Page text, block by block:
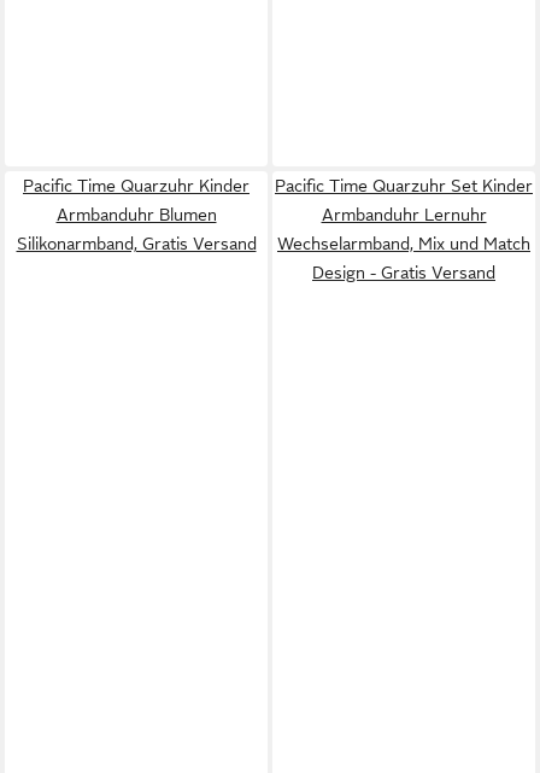
Pacific Time Quarzuhr Kinder
Armbanduhr Blumen
Silikonarmband, Gratis Versand
Pacific Time Quarzuhr Set Kinder
Armbanduhr Lernuhr
Wechselarmband, Mix und Match
Design - Gratis Versand